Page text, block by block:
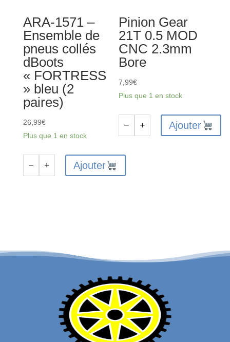
ARA-1571 –
Ensemble de
pneus collés
dBoots
« FORTRESS
» bleu (2
paires)
26,99€
Plus que 1 en stock
de
« FORTRESS »
− + Ajouter
Pinion Gear
21T 0.5 MOD
CNC 2.3mm
Bore
7,99€
Plus que 1 en stock
Pinion
− + Ajouter